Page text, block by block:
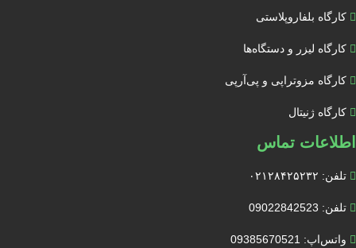
کارگاه بلفاروپلاستی
کارگاه لیزر و دستگاه‌ها
کارگاه مزوتراپی و پی‌آرپی
کارگاه ژنیتال
اطلاعات تماس
تلفن: ۰۲۱۲۸۴۲۵۲۳۲
تلفن: 09022842523
واتس‌‌اپ: 09385670521